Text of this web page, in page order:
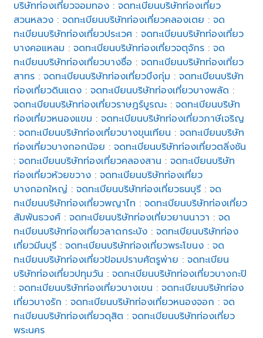
บริษัทท่องเที่ยวจอมทอง :จดทะเบียนบริษัทท่องเที่ยว
สวนหลวง :จดทะเบียนบริษัทท่องเที่ยวคลองเตย :จด
ทะเบียนบริษัทท่องเที่ยวประเวศ :จดทะเบียนบริษัทท่องเที่ยว
บางคอแหลม :จดทะเบียนบริษัทท่องเที่ยวจตุจักร :จด
ทะเบียนบริษัทท่องเที่ยวบางซื่อ :จดทะเบียนบริษัทท่องเที่ยว
สาทร :จดทะเบียนบริษัทท่องเที่ยวบึงกุ่ม :จดทะเบียนบริษัท
ท่องเที่ยวดินแดง :จดทะเบียนบริษัทท่องเที่ยวบางพลัด :
จดทะเบียนบริษัทท่องเที่ยวราษฎร์บูรณะ :จดทะเบียนบริษัท
ท่องเที่ยวหนองแขม :จดทะเบียนบริษัทท่องเที่ยวภาษีเจริญ
:จดทะเบียนบริษัทท่องเที่ยวบางขุนเทียน :จดทะเบียนบริษัท
ท่องเที่ยวบางกอกน้อย :จดทะเบียนบริษัทท่องเที่ยวตลิ่งชัน
:จดทะเบียนบริษัทท่องเที่ยวคลองสาน :จดทะเบียนบริษัท
ท่องเที่ยวห้วยขวาง :จดทะเบียนบริษัทท่องเที่ยว
บางกอกใหญ่ :จดทะเบียนบริษัทท่องเที่ยวธนบุรี :จด
ทะเบียนบริษัทท่องเที่ยวพญาไท :จดทะเบียนบริษัทท่องเที่ยว
สัมพันธวงศ์ :จดทะเบียนบริษัทท่องเที่ยวยานนาวา :จด
ทะเบียนบริษัทท่องเที่ยวลาดกระบัง :จดทะเบียนบริษัทท่อง
เที่ยวมีนบุรี :จดทะเบียนบริษัทท่องเที่ยวพระโขนง :จด
ทะเบียนบริษัทท่องเที่ยวป้อมปราบศัตรูพ่าย :จดทะเบียน
บริษัทท่องเที่ยวปทุมวัน :จดทะเบียนบริษัทท่องเที่ยวบางกะปิ
:จดทะเบียนบริษัทท่องเที่ยวบางเขน :จดทะเบียนบริษัทท่อง
เที่ยวบางรัก :จดทะเบียนบริษัทท่องเที่ยวหนองจอก :จด
ทะเบียนบริษัทท่องเที่ยวดุสิต :จดทะเบียนบริษัทท่องเที่ยว
พระนคร